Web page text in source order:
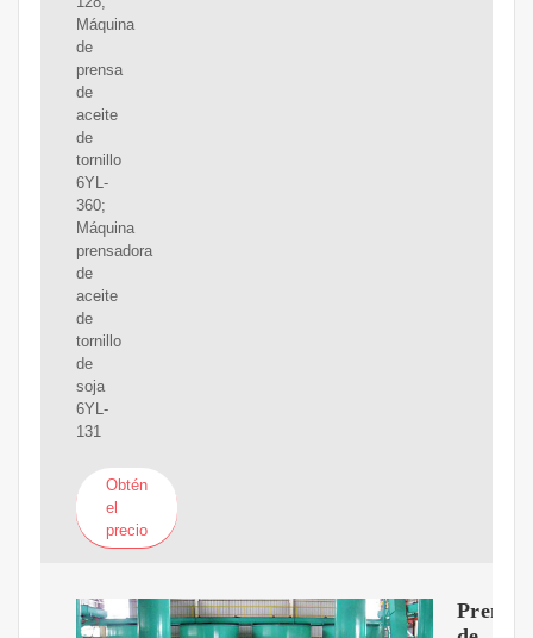
Máquina
de
prensa
de
aceite
de
tornillo
6YL-
360;
Máquina
prensadora
de
aceite
de
tornillo
de
soja
6YL-
131
Obtén
el
precio
Prensa